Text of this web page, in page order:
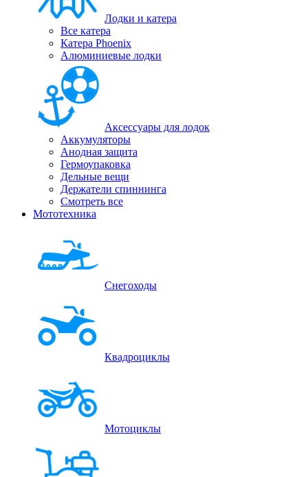
Лодки и катера
Все катера
Катера Phoenix
Алюминиевые лодки
Аксессуары для лодок
Аккумуляторы
Анодная защита
Гермоупаковка
Дельные вещи
Держатели спиннинга
Смотреть все
Мототехника
Снегоходы
Квадроциклы
Мотоциклы